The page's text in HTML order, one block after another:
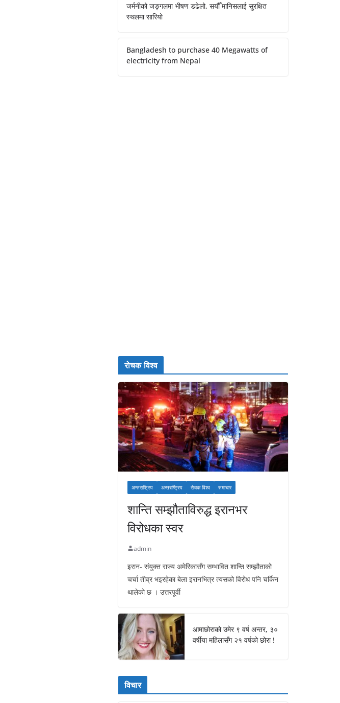
जर्मनीको जङ्गलमा भीषण डढेलो, सयौँ मानिसलाई सुरक्षित
स्थलमा सारियो
Bangladesh to purchase 40 Megawatts of
electricity from Nepal
रोचक विश्व
अन्तराष्ट्रिय अन्तराष्ट्रिय रोचक विश्व समाचार
शान्ति सम्झौताविरुद्ध इरानभर
विरोधका स्वर
admin
इरान- संयुक्त राज्य अमेरिकासँग सम्भावित शान्ति सम्झौताको
चर्चा तीव्र भइरहेका बेला इरानभित्र त्यसको विरोध पनि चर्किन
थालेको छ । उत्तरपूर्वी
आमाछोराको उमेर ९ वर्ष अन्तर, ३०
वर्षीया महिलासँग २१ वर्षको छोरा !
विचार